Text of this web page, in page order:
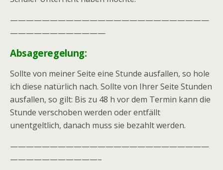
—————————————————————————
————————————
Absageregelung:
Sollte von meiner Seite eine Stunde ausfallen, so hole
ich diese natürlich nach. Sollte von Ihrer Seite Stunden
ausfallen, so gilt: Bis zu 48 h vor dem Termin kann die
Stunde verschoben werden oder entfällt
unentgeltlich, danach muss sie bezahlt werden.
—————————————————————————
———————————–